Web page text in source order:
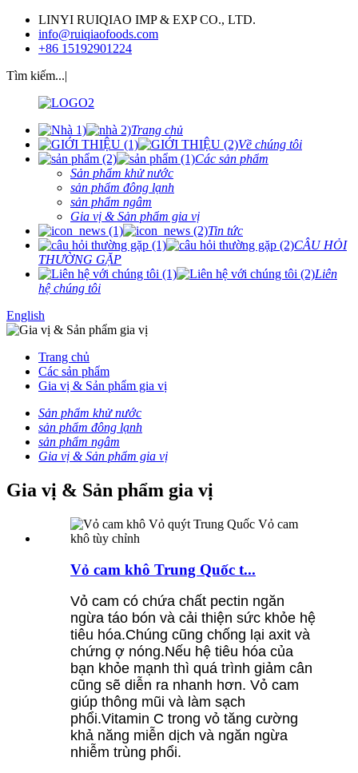
LINYI RUIQIAO IMP & EXP CO., LTD.
info@ruiqiaofoods.com
+86 15192901224
Tìm kiếm...|
Trang chủ
Về chúng tôi
Các sản phẩm
Sản phẩm khử nước
sản phẩm đông lạnh
sản phẩm ngâm
Gia vị & Sản phẩm gia vị
Tin tức
CÂU HỎI
THƯỜNG GẶP
Liên
hệ chúng tôi
English
Trang chủ
Các sản phẩm
Gia vị & Sản phẩm gia vị
Sản phẩm khử nước
sản phẩm đông lạnh
sản phẩm ngâm
Gia vị & Sản phẩm gia vị
Gia vị & Sản phẩm gia vị
Vỏ cam khô Trung Quốc t...
Vỏ cam có chứa chất pectin ngăn
ngừa táo bón và cải thiện sức khỏe hệ
tiêu hóa.Chúng cũng chống lại axit và
chứng ợ nóng.Nếu hệ tiêu hóa của
bạn khỏe mạnh thì quá trình giảm cân
cũng sẽ diễn ra nhanh hơn. Vỏ cam
giúp thông mũi và làm sạch
phổi.Vitamin C trong vỏ tăng cường
khả năng miễn dịch và ngăn ngừa
nhiễm trùng phổi.